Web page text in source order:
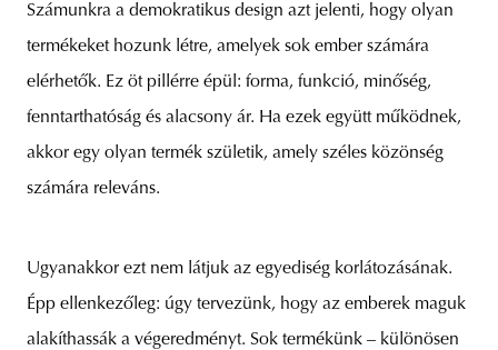
Számunkra a demokratikus design azt jelenti, hogy olyan
termékeket hozunk létre, amelyek sok ember számára
elérhetők. Ez öt pillérre épül: forma, funkció, minőség,
fenntarthatóság és alacsony ár. Ha ezek együtt működnek,
akkor egy olyan termék születik, amely széles közönség
számára releváns.
Ugyanakkor ezt nem látjuk az egyediség korlátozásának.
Épp ellenkezőleg: úgy tervezünk, hogy az emberek maguk
alakíthassák a végeredményt. Sok termékünk – különösen